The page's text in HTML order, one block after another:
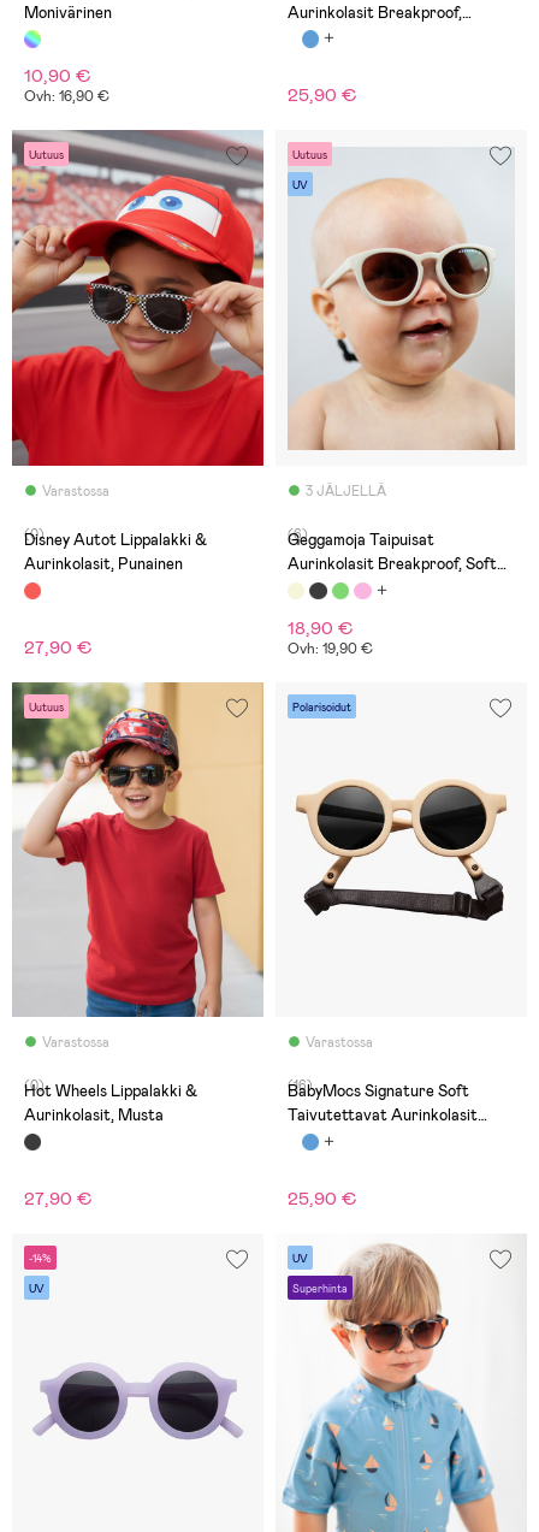
Monivärinen
10,90 €
Ovh: 16,90 €
Aurinkolasit Breakproof,
Violetit
25,90 €
Uutuus
Varastossa
(0)
Disney Autot Lippalakki &
Aurinkolasit, Punainen
27,90 €
Uutuus
UV
3 JÄLJELLÄ
(6)
Geggamoja Taipuisat
Aurinkolasit Breakproof, Soft
Beige
18,90 €
Ovh: 19,90 €
Uutuus
Varastossa
(0)
Hot Wheels Lippalakki &
Aurinkolasit, Musta
27,90 €
Polarisoidut
Varastossa
(16)
BabyMocs Signature Soft
Taivutettavat Aurinkolasit
Breakproof, Keltaiset
25,90 €
-14%
UV
UV
Superhinta